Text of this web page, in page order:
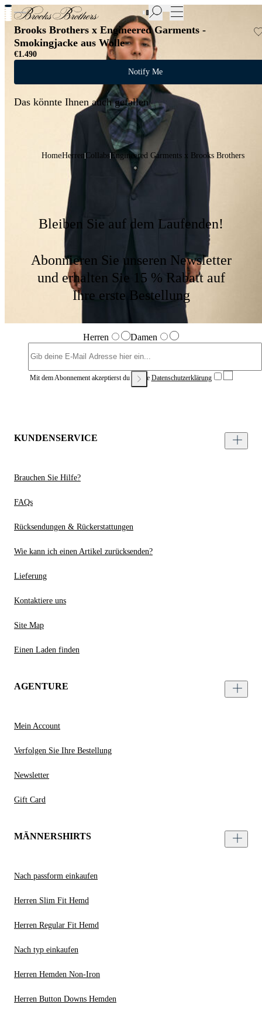
Neue Artikel im Sale | Bis zu 50% Rabatt
Brooks Brothers x Engineered Garments -
Smokingjacke aus Wolle
€1.490
Notify Me
Das könnte Ihnen auch gefallen
HomeHerrenCollabsEngineered Garments x Brooks Brothers
Bleiben Sie auf dem Laufenden!
Abonnieren Sie unseren Newsletter
und erhalten Sie 15 % Rabatt auf
Ihre erste Bestellung
Herren Damen
Mit dem Abonnement akzeptierst du unsere Datenschutzerklärung
KUNDENSERVICE
Brauchen Sie Hilfe?
FAQs
Rücksendungen & Rückerstattungen
Wie kann ich einen Artikel zurücksenden?
Lieferung
Kontaktiere uns
Site Map
Einen Laden finden
AGENTURE
Mein Account
Verfolgen Sie Ihre Bestellung
Newsletter
Gift Card
MÄNNERSHIRTS
Nach passform einkaufen
Herren Slim Fit Hemd
Herren Regular Fit Hemd
Nach typ einkaufen
Herren Hemden Non-Iron
Herren Button Downs Hemden